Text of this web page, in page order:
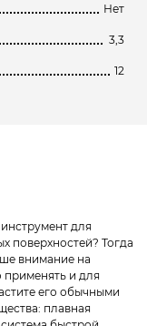
Нет
3,3
12
для
поверхностей? Тогда
внимание на
применять и для
его обычными
плавная